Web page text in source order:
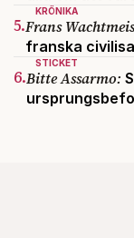
KRÖNIKA
5.Frans
franska
STICKET
6.Bitte Assarmo: